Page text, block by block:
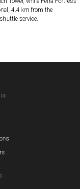
4.4 km from the
service.